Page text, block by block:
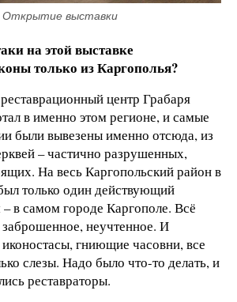
Открытие выставки
на этой выставке
только из Каргополья?
центр Грабаря
в именно этом регионе, и самые
были вывезены именно отсюда, из
– частично разрушенных,
На весь Каргопольский район в
только один действующий
в самом городе Каргополе. Всё
заброшенное, неучтенное. И
гниющие часовни, все
слезы. Надо было что-то делать, и
реставраторы.